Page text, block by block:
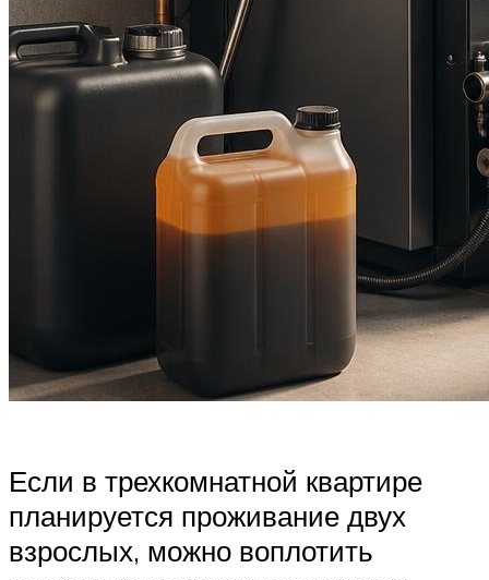
Если в трехкомнатной квартире
планируется проживание двух
взрослых, можно воплотить